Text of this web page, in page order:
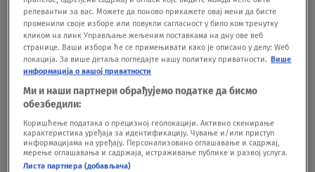
OPOLAU Beogradu, posle opsade stadiona Crvene
zvezde i Partizana, duge cevi i redove
žandarmerije zameniće fudbaleri. Zvezdini će ovaj
put moći da uđu na stadion, spakuju se i krenu
put Novog Pazara, kome gostuju u nedelju.Dan
ranije, Partizan će dočekati ekipu Napretka, a
klubovi se nisu previše oglašavali povodom
релевантни за вас. Можете да поново прикажете овај мени да бисте
променили своје изборе или повукли сагласност у било ком тренутку
кликом на линк Управљање жељеним поставкама на дну ове веб
странице. Ваши избори ће се примењивати како је описано у делу: Wеб
локација. За више детаља погледајте нашу политику приватности. Више
информација о вашој приватности
Ми и наши партнери обрађујемо податке да бисмо
обезбедили:
Коришћење података о прецизној геолокацији. Активно скенирање
карактеристика уређаја за идентификацију. Чување и/или приступ
информацијама на уређају. Персонализовано оглашавање и садржај,
мерење оглашавања и садржаја, истраживање публике и развој услуга.
Листа партнера (добављача)